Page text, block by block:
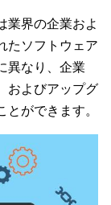
業界の企業およ
たソフトウェア
異なり、企業
およびアップグ
ができます。